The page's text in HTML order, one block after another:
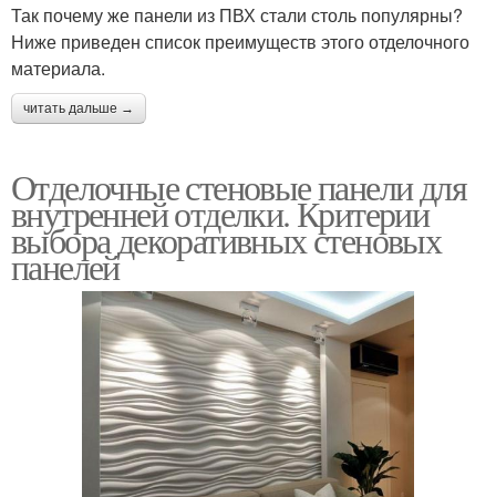
Так почему же панели из ПВХ стали столь популярны?
Ниже приведен список преимуществ этого отделочного
материала.
читать дальше →
Отделочные стеновые панели для
внутренней отделки. Критерии
выбора декоративных стеновых
панелей